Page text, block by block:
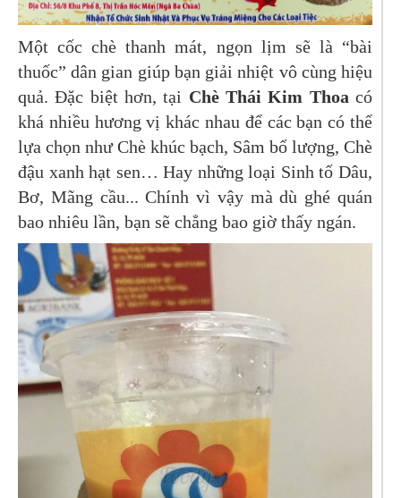
Một cốc chè thanh mát, ngọn lịm sẽ là “bài
thuốc” dân gian giúp bạn giải nhiệt vô cùng hiệu
quả. Đặc biệt hơn, tại Chè Thái Kim Thoa có
khá nhiều hương vị khác nhau để các bạn có thể
lựa chọn như Chè khúc bạch, Sâm bổ lượng, Chè
đậu xanh hạt sen… Hay những loại Sinh tố Dâu,
Bơ, Mãng cầu... Chính vì vậy mà dù ghé quán
bao nhiêu lần, bạn sẽ chẳng bao giờ thấy ngán.